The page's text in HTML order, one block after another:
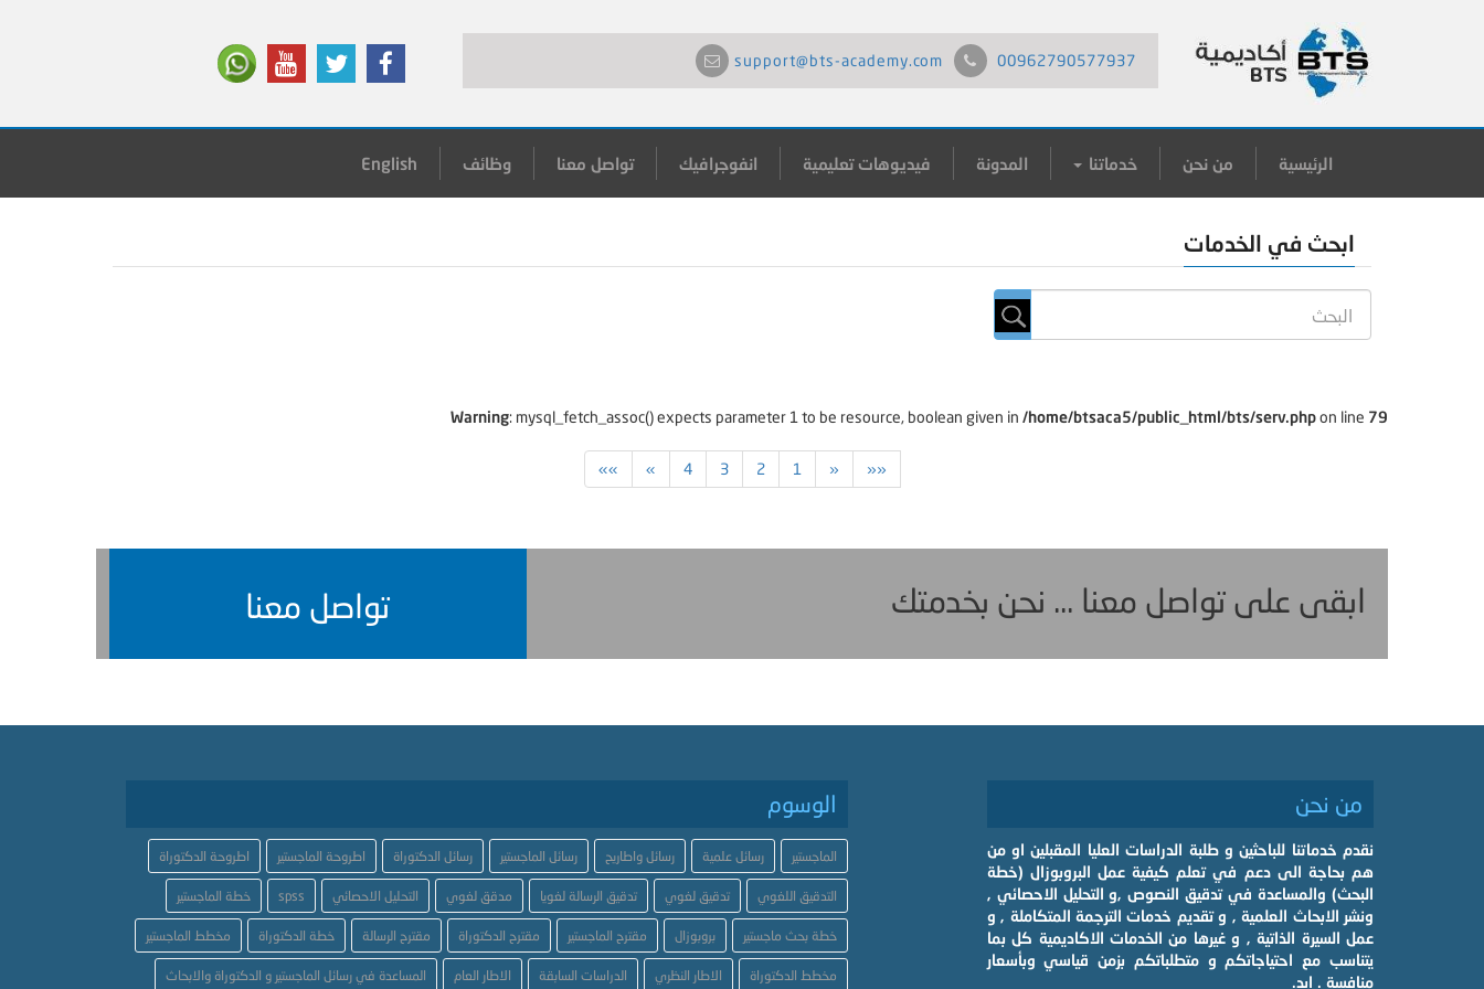
00962790577937
support@bts-academy.com
الرئيسية من نحن خدماتنا المدونة فيديوهات تعليمية انفوجرافيك تواصل معنا وظائف English
ابحث في الخدمات
Warning: mysql_fetch_assoc() expects parameter 1 to be resource, boolean given in /home/btsaca5/public_html/bts/serv.phpon line 79
««
«
1
2
3
4
»
»»
ابقى على تواصل معنا ... نحن بخدمتك تواصل معنا
من نحن
نقدم خدماتنا للباحثين و طلبة الدراسات العليا المقبلين او من
هم بحاجة الى دعم في تعلم كيفية عمل البروبوزال (خطة
البحث) والمساعدة في تدقيق النصوص ,و التحليل الاحصائي ,
ونشر الابحاث العلمية , و تقديم خدمات الترجمة المتكاملة , و
عمل السيرة الذاتية , و غيرها من الخدمات الاكاديمية كل بما
يتناسب مع احتياجاتكم و متطلباتكم بزمن قياسي وبأسعار
منافسة . ابد.
الوسوم
الماجستير رسائل علمية رسائل واطاريح رسائل الماجستير رسائل الدكتوراة اطروحة الماجستير اطروحة الدكتوراة
التدقيق اللغوي تدقيق لغوي تدقيق الرسالة لغويا مدقق لغوي التحليل الاحصائي spss خطة الماجستير
خطة بحث ماجستير بروبوزال مقترح الماجستير مقترح الدكتوراة مقترح الرسالة خطة الدكتوراة مخطط الماجستير
مخطط الدكتوراة الاطار النظري الدراسات السابقة الاطار العام المساعدة في رسائل الماجستير و الدكتوراة والابحاث